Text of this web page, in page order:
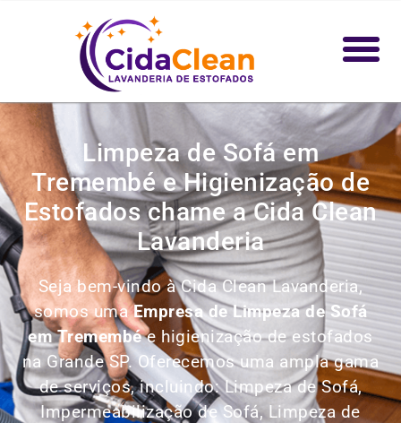
Limpeza de Sofá em
Tremembé e Higienização de
Estofados chame a Cida Clean
Lavanderia
Seja bem-vindo à Cida Clean Lavanderia,
somos umaEmpresa de Limpeza de Sofá
em Tremembée higienização de estofados
na Grande SP. Oferecemos uma ampla gama
de serviços, incluindo:Limpeza de Sofá,
Impermeabilização de Sofá, Limpeza de